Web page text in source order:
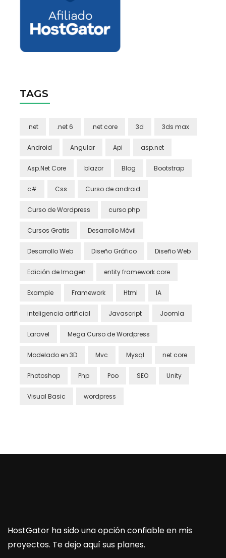
TAGS
.net .net 6 .net core 3d 3ds max
Android Angular Api asp.net
Asp.Net Core blazor Blog Bootstrap
c# Css Curso de android
Curso de Wordpress curso php
Cursos Gratis Desarrollo Móvil
Desarrollo Web Diseño Gráfico Diseño Web
Edición de Imagen entity framework core
Example Framework Html IA
inteligencia artificial Javascript Joomla
Laravel Mega Curso de Wordpress
Modelado en 3D Mvc Mysql net core
Photoshop Php Poo SEO Unity
Visual Basic wordpress
HostGator ha sido una opción confiable en mis
proyectos. Te dejo aquí sus planes.